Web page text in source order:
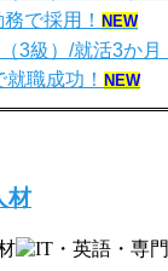
で採用！ NEW
3級）/就活3か
職成功！ NEW
材